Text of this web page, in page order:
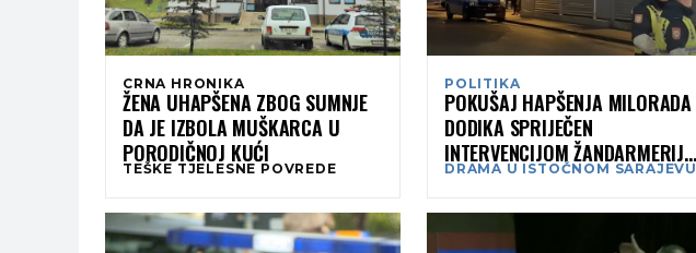
CRNA HRONIKA
ŽENA UHAPŠENA ZBOG SUMNJE
DA JE IZBOLA MUŠKARCA U
PORODIČNOJ KUĆI
TEŠKE TJELESNE POVREDE
POLITIKA
POKUŠAJ HAPŠENJA MILORADA
DODIKA SPRIJEČEN
INTERVENCIJOM ŽANDARMERIJE
MUP-A RS
DRAMA U ISTOČNOM SARAJEVU